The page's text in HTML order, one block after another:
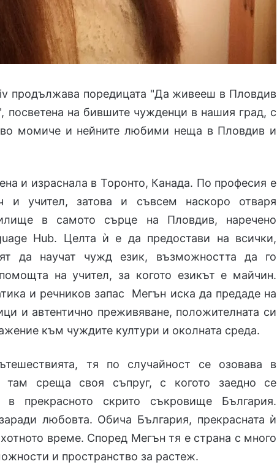
продължава поредицата "Да живееш в Пловдив
посветена на бившите чужденци в нашия град, с
момиче и нейните любими неща в Пловдив и
и израснала в Торонто, Канада. По професия е
и учител, затова и съвсем наскоро отваря
в самото сърце на Пловдив, наречено
Hub. Целта ѝ е да предостави на всички,
да научат чужд език, възможността да го
на учител, за когото езикът е майчин.
и речников запас Мегън иска да предаде на
и автентично преживяване, положителната си
към чуждите култури и околната среда.
тя по случайност се озовава в
там среща своя съпруг, с когото заедно се
в прекрасното скрито съкровище България.
любовта. Обича България, прекрасната ѝ
време. Според Мегън тя е страна с много
и пространство за растеж.